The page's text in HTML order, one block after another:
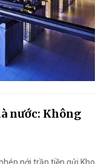
nước: Không